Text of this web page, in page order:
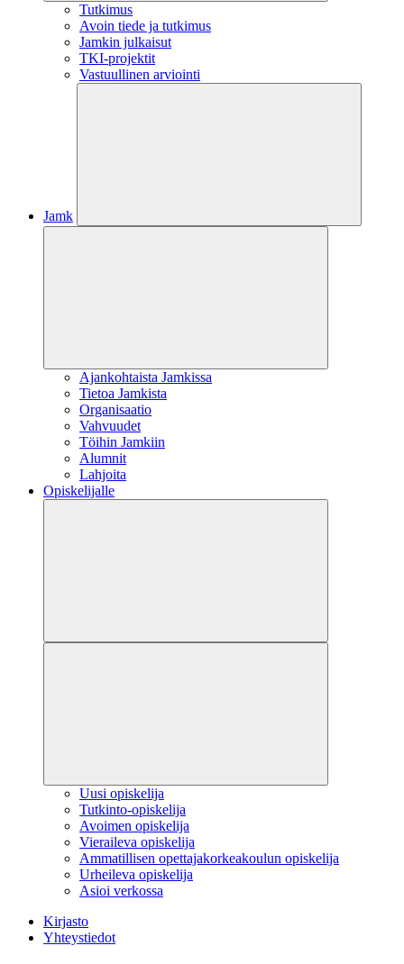
Tutkimus
Avoin tiede ja tutkimus
Jamkin julkaisut
TKI-projektit
Vastuullinen arviointi
Jamk
Ajankohtaista Jamkissa
Tietoa Jamkista
Organisaatio
Vahvuudet
Töihin Jamkiin
Alumnit
Lahjoita
Opiskelijalle
Uusi opiskelija
Tutkinto-opiskelija
Avoimen opiskelija
Vieraileva opiskelija
Ammatillisen opettajakorkeakoulun opiskelija
Urheileva opiskelija
Asioi verkossa
Kirjasto
Yhteystiedot